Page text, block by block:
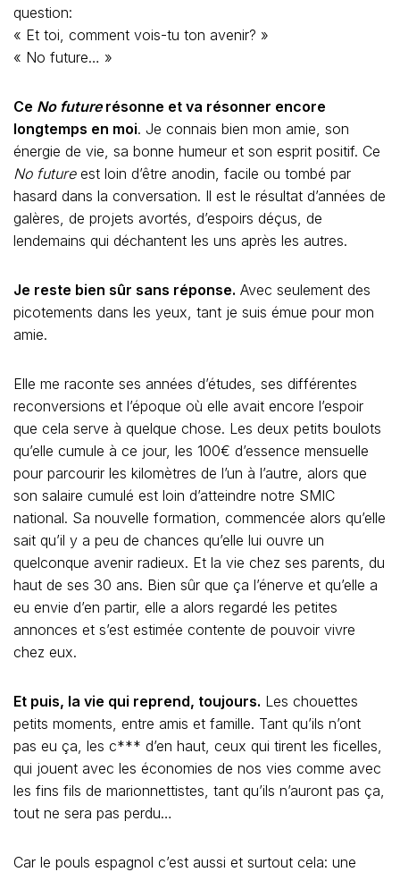
question:
« Et toi, comment vois-tu ton avenir? »
« No future… »
Ce No futurerésonne et va résonner encore
longtemps en moi. Je connais bien mon amie, son
énergie de vie, sa bonne humeur et son esprit positif. Ce
No futureest loin d’être anodin, facile ou tombé par
hasard dans la conversation. Il est le résultat d’années de
galères, de projets avortés, d’espoirs déçus, de
lendemains qui déchantent les uns après les autres.
Je reste bien sûr sans réponse. Avec seulement des
picotements dans les yeux, tant je suis émue pour mon
amie.
Elle me raconte ses années d’études, ses différentes
reconversions et l’époque où elle avait encore l’espoir
que cela serve à quelque chose. Les deux petits boulots
qu’elle cumule à ce jour, les 100€ d’essence mensuelle
pour parcourir les kilomètres de l’un à l’autre, alors que
son salaire cumulé est loin d’atteindre notre SMIC
national. Sa nouvelle formation, commencée alors qu’elle
sait qu’il y a peu de chances qu’elle lui ouvre un
quelconque avenir radieux. Et la vie chez ses parents, du
haut de ses 30 ans. Bien sûr que ça l’énerve et qu’elle a
eu envie d’en partir, elle a alors regardé les petites
annonces et s’est estimée contente de pouvoir vivre
chez eux.
Et puis, la vie qui reprend, toujours. Les chouettes
petits moments, entre amis et famille. Tant qu’ils n’ont
pas eu ça, les c*** d’en haut, ceux qui tirent les ficelles,
qui jouent avec les économies de nos vies comme avec
les fins fils de marionnettistes, tant qu’ils n’auront pas ça,
tout ne sera pas perdu…
Car le pouls espagnol c’est aussi et surtout cela: une